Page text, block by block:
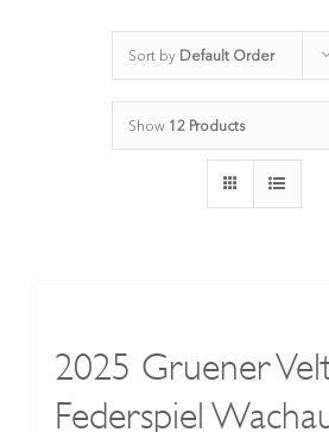
Sort by Default Order
Show 12 Products
2025 Gruener
Federspiel